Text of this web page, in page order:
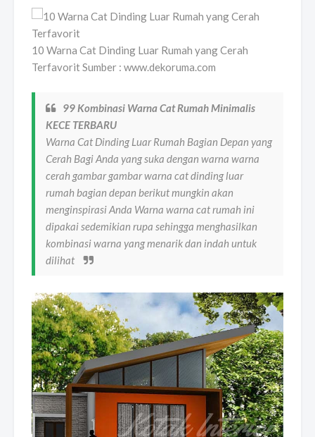
10 Warna Cat Dinding Luar Rumah yang Cerah
Terfavorit Sumber : www.dekoruma.com
99 Kombinasi Warna Cat Rumah Minimalis
KECE TERBARU
Warna Cat Dinding Luar Rumah Bagian Depan yang
Cerah Bagi Anda yang suka dengan warna warna
cerah gambar gambar warna cat dinding luar
rumah bagian depan berikut mungkin akan
menginspirasi Anda Warna warna cat rumah ini
dipakai sedemikian rupa sehingga menghasilkan
kombinasi warna yang menarik dan indah untuk
dilihat